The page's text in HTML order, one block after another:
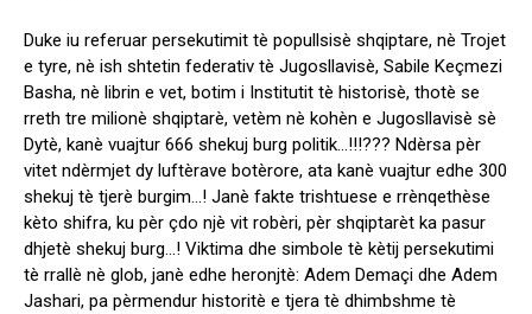
Duke iu referuar persekutimit tè popullsisè shqiptare, nè Trojet
e tyre, nè ish shtetin federativ tè Jugosllavisè, Sabile Keçmezi
Basha, nè librin e vet, botim i Institutit tè historisè, thotè se
rreth tre milionè shqiptarè, vetèm nè kohèn e Jugosllavisè sè
Dytè, kanè vuajtur 666 shekuj burg politik…!!!??? Ndèrsa pèr
vitet ndèrmjet dy luftèrave botèrore, ata kanè vuajtur edhe 300
shekuj tè tjerè burgim…! Janè fakte trishtuese e rrènqethèse
kèto shifra, ku pèr çdo njè vit robèri, pèr shqiptarèt ka pasur
dhjetè shekuj burg…! Viktima dhe simbole tè kètij persekutimi
tè rrallè nè glob, janè edhe heronjtè: Adem Demaçi dhe Adem
Jashari, pa pèrmendur historitè e tjera tè dhimbshme tè